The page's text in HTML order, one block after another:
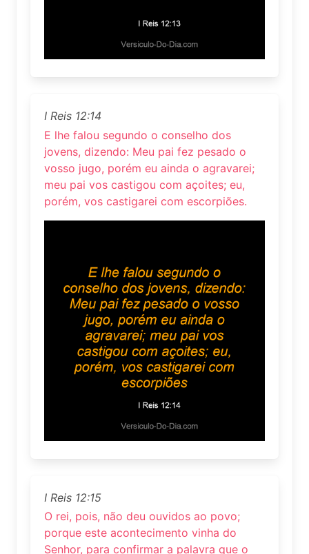
I Reis 12:14
E lhe falou segundo o conselho dos
jovens, dizendo: Meu pai fez pesado o
vosso jugo, porém eu ainda o agravarei;
meu pai vos castigou com açoites; eu,
porém, vos castigarei com escorpiões.
I Reis 12:15
O rei, pois, não deu ouvidos ao povo;
porque este acontecimento vinha do
Senhor, para confirmar a palavra que o